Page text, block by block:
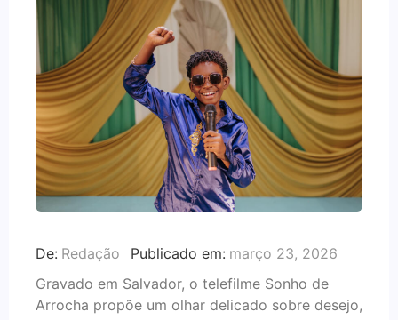
De: Redação Publicado em: março 23, 2026
Gravado em Salvador, o telefilme Sonho de
Arrocha propõe um olhar delicado sobre desejo,